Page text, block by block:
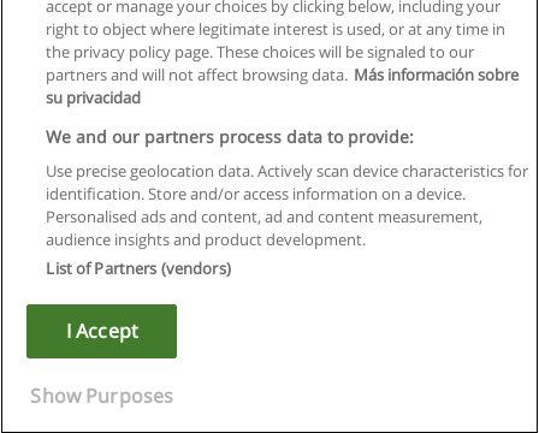
Kullanım koşulları
Gizlilik politikası
Copyright © Educaedu Business S.L. - CIF : B-95610580: -
accept or manage your choices by clicking below, including your
right to object where legitimate interest is used, or at any time in
the privacy policy page. These choices will be signaled to our
partners and will not affect browsing data. Más información sobre
su privacidad
We and our partners process data to provide:
Use precise geolocation data. Actively scan device characteristics for
identification. Store and/or access information on a device.
Personalised ads and content, ad and content measurement,
audience insights and product development.
List of Partners (vendors)
I Accept
Show Purposes